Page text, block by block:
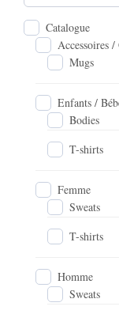
Catalogue
Accessoires /
Mugs
Enfants /
Bodies
T-shirts
Femme
Sweats
T-shirts
Homme
Sweats